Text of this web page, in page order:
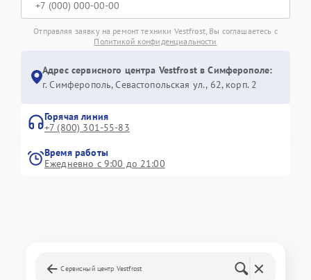
Отправляя заявку на ремонт техники Vestfrost, Вы соглашаетесь с
Политикой конфиденциальности
Адрес сервисного центра Vestfrost в Симферополе:
г. Симферополь, Севастопольская ул., 62, корп. 2
Горячая линия
+7 (800) 301-55-83
Время работы
Ежедневно с 9:00 до 21:00
Сервисный центр Vestfrost